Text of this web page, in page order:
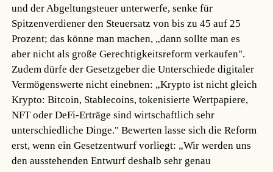
und der Abgeltungsteuer unterwerfe, senke für
Spitzenverdiener den Steuersatz von bis zu 45 auf 25
Prozent; das könne man machen, „dann sollte man es
aber nicht als große Gerechtigkeitsreform verkaufen".
Zudem dürfe der Gesetzgeber die Unterschiede digitaler
Vermögenswerte nicht einebnen: „Krypto ist nicht gleich
Krypto: Bitcoin, Stablecoins, tokenisierte Wertpapiere,
NFT oder DeFi-Erträge sind wirtschaftlich sehr
unterschiedliche Dinge." Bewerten lasse sich die Reform
erst, wenn ein Gesetzentwurf vorliegt: „Wir werden uns
den ausstehenden Entwurf deshalb sehr genau